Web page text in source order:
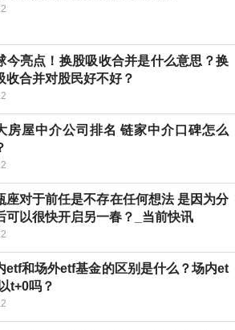
今亮点！换股吸收合并是什么意思？换
收合并对股民好不好？
房屋中介公司排名 链家中介口碑怎么
座对于前任是不存在任何想法 是因为分
可以很快开启另一春？_当前快讯
etf和场外etf基金的区别是什么？场内et
t+0吗？